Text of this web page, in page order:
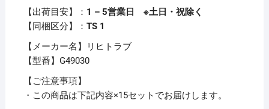
ポ
ケ
ト）
（エ
コ
ノ
【出荷目安】： 1 – 5営業日 ※土日・祝除く
【同梱区分】： TS 1
【メーカー名】リヒトラブ
【型番】G49030
【ご注意事項】
・この商品は下記内容×15セットでお届けします。